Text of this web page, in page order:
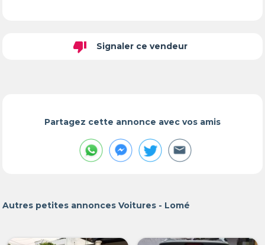
thumb_down Signaler ce vendeur
Partagez cette annonce avec vos amis
Autres petites annonces Voitures - Lomé